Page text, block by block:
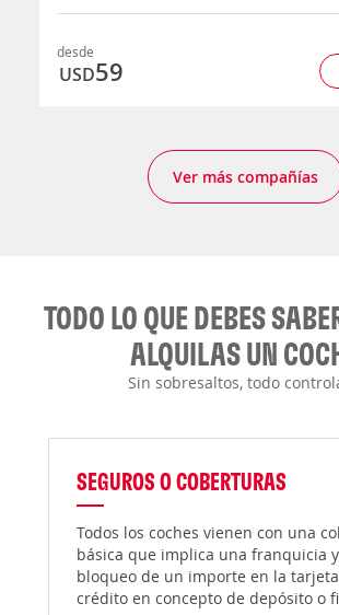
desde
USD59
Ver más compañías
TODO LO QUE DEBES
ALQUILAS UN
Sin sobresaltos, todo
SEGUROS O COBERTURAS
Todos los coches vienen con una
básica que implica una franquicia
bloqueo de un importe en la
crédito en concepto de depósito o